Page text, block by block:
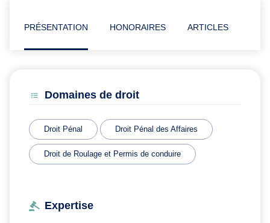
PRÉSENTATION HONORAIRES ARTICLES
Domaines de droit
Droit Pénal Droit Pénal des Affaires
Droit de Roulage et Permis de conduire
Expertise